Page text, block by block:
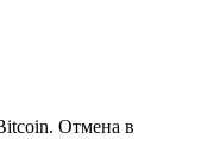
Отмена в